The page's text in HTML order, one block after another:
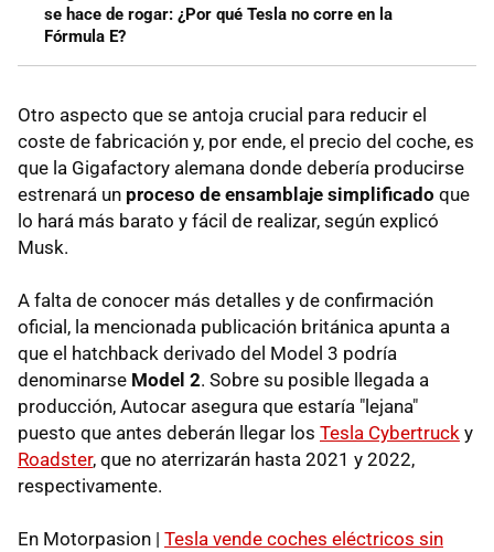
se hace de rogar: ¿Por qué Tesla no corre en la
Fórmula E?
Otro aspecto que se antoja crucial para reducir el
coste de fabricación y, por ende, el precio del coche, es
que la Gigafactory alemana donde debería producirse
estrenará un proceso de ensamblaje simplificado que
lo hará más barato y fácil de realizar, según explicó
Musk.
A falta de conocer más detalles y de confirmación
oficial, la mencionada publicación británica apunta a
que el hatchback derivado del Model 3 podría
denominarse Model 2. Sobre su posible llegada a
producción, Autocar asegura que estaría "lejana"
puesto que antes deberán llegar los Tesla Cybertruck y
Roadster, que no aterrizarán hasta 2021 y 2022,
respectivamente.
En Motorpasion | Tesla vende coches eléctricos sin